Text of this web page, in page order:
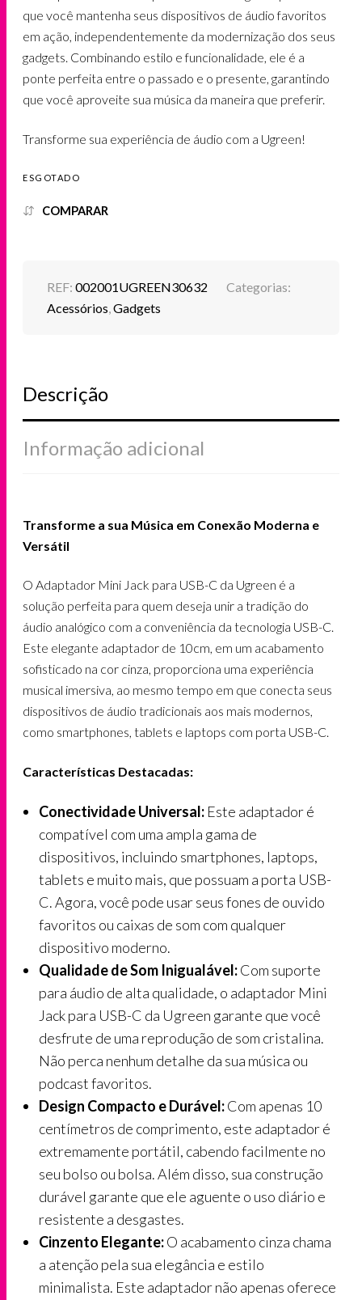
que você mantenha seus dispositivos de áudio favoritos
em ação, independentemente da modernização dos seus
gadgets. Combinando estilo e funcionalidade, ele é a
ponte perfeita entre o passado e o presente, garantindo
que você aproveite sua música da maneira que preferir.
Transforme sua experiência de áudio com a Ugreen!
ESGOTADO
COMPARAR
REF:002001UGREEN30632
Categorias:
Acessórios ,Gadgets
Descrição
Informação adicional
Transforme a sua Música em Conexão Moderna e
Versátil
O Adaptador Mini Jack para USB-C da Ugreen é a
solução perfeita para quem deseja unir a tradição do
áudio analógico com a conveniência da tecnologia USB-C.
Este elegante adaptador de 10cm, em um acabamento
sofisticado na cor cinza, proporciona uma experiência
musical imersiva, ao mesmo tempo em que conecta seus
dispositivos de áudio tradicionais aos mais modernos,
como smartphones, tablets e laptops com porta USB-C.
Características Destacadas:
Conectividade Universal:Este adaptador é
compatível com uma ampla gama de
dispositivos, incluindo smartphones, laptops,
tablets e muito mais, que possuam a porta USB-
C. Agora, você pode usar seus fones de ouvido
favoritos ou caixas de som com qualquer
dispositivo moderno.
Qualidade de Som Inigualável:Com suporte
para áudio de alta qualidade, o adaptador Mini
Jack para USB-C da Ugreen garante que você
desfrute de uma reprodução de som cristalina.
Não perca nenhum detalhe da sua música ou
podcast favoritos.
Design Compacto e Durável:Com apenas 10
centímetros de comprimento, este adaptador é
extremamente portátil, cabendo facilmente no
seu bolso ou bolsa. Além disso, sua construção
durável garante que ele aguente o uso diário e
resistente a desgastes.
Cinzento Elegante:O acabamento cinza chama
a atenção pela sua elegância e estilo
minimalista. Este adaptador não apenas oferece